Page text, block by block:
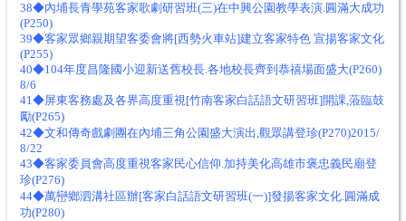
38◆內埔長青學苑客家歌劇研習班(三)在中興公園教學表演.圓滿大成功
(P250)
39◆客家眾鄉親期望客委會將[西勢火車站]建立客家特色 宣揚客家文化
(P255)
40◆104年度昌隆國小迎新送舊校長.各地校長齊到恭禧場面盛大(P260)
8/6
41◆屏東客務處及各界高度重視[竹南客家白話語文研習班]開課,蒞臨鼓
勵(P265)
42◆文和傳奇戲劇團在內埔三角公園盛大演出,觀眾講登珍(P270)2015/
8/22
43◆客家委員會高度重視客家民心信仰.加持美化高雄市褒忠義民廟登
珍(P276)
44◆萬巒鄉泗溝社區辦[客家白話語文研習班(一)]發揚客家文化.圓滿成
功(P280)